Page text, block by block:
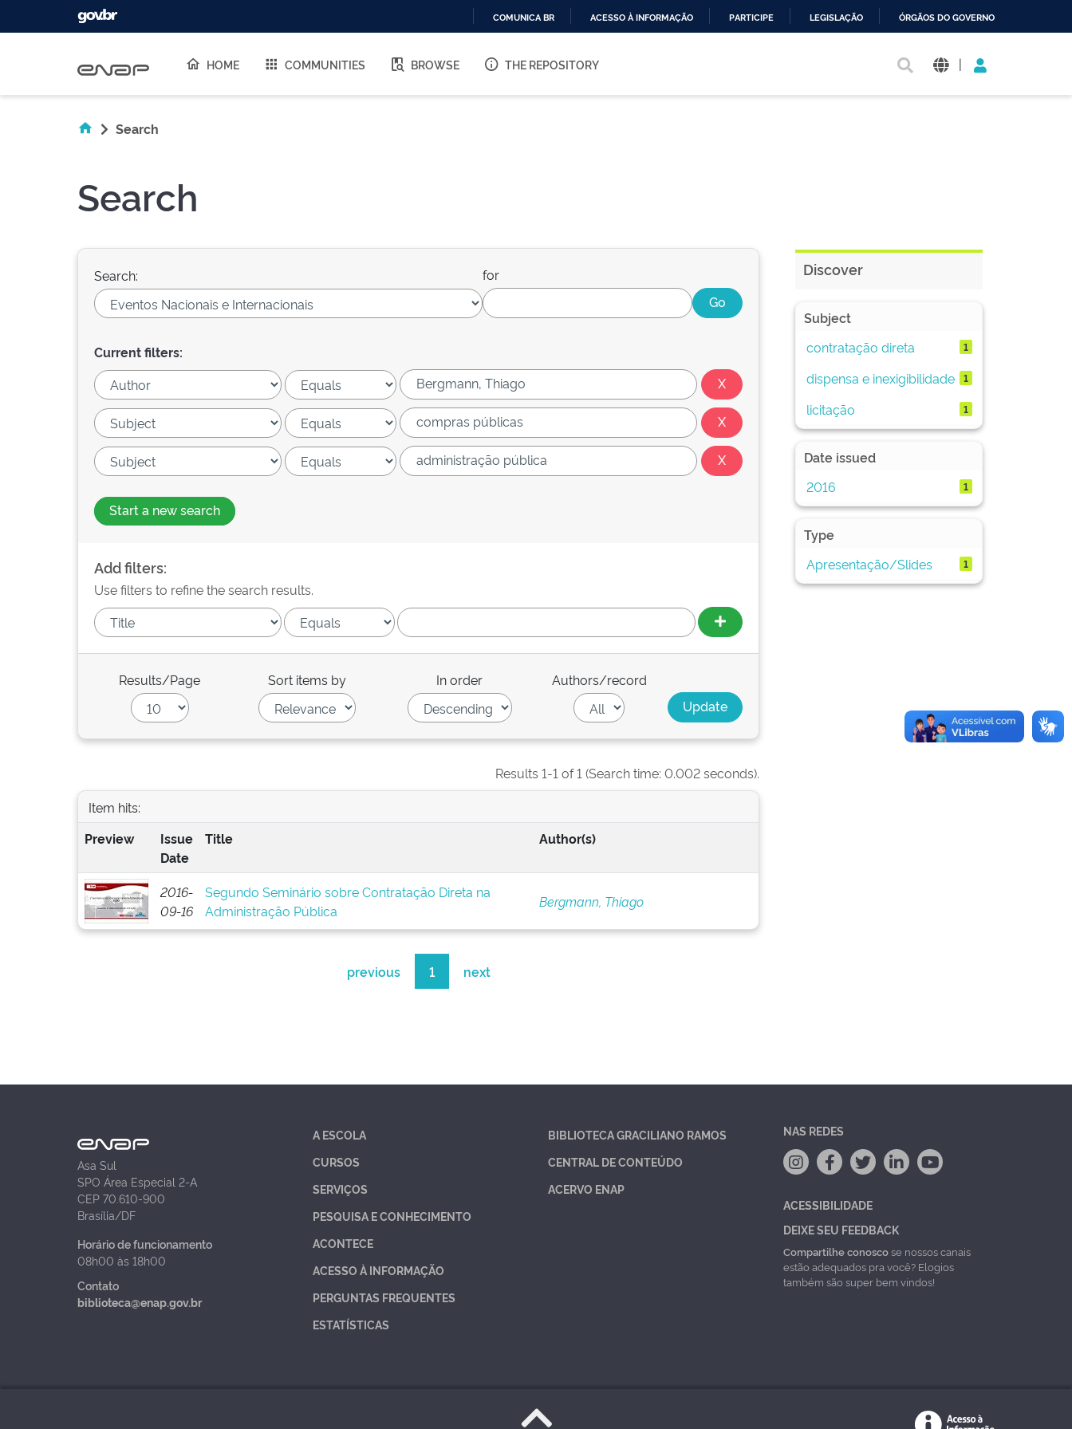
O
COMUNICA BR ACESSO À INFORMAÇÃO PARTICIPE LEGISLAÇÃO ÓRGÃOS DO GOVERNO
HOME COMMUNITIES BROWSE THE REPOSITORY |
Search
Search
Search: for
Current filters:
Start a new search
Add filters:
Use filters to refine the search results.
Results/Page Sort items by In order Authors/record
Results 1-1 of 1 (Search time: 0.002 seconds).
Item hits:
Preview
Issue
Date
Title Author(s)
2016-
09-16
Segundo Seminário sobre Contratação Direta na
Administração Pública
Bergmann, Thiago
previous 1 next
Discover
Subject
contratação direta
1
dispensa e inexigibilidade 1
licitação 1
Date issued
2016
1
Type
Apresentação/Slides
1
Asa Sul
SPO Área Especial 2-A
CEP 70.610-900
Brasília/DF
Horário de funcionamento
08h00 às 18h00
Contato
biblioteca@enap.gov.br
A ESCOLA
CURSOS
SERVIÇOS
PESQUISA E CONHECIMENTO
ACONTECE
ACESSO À INFORMAÇÃO
PERGUNTAS FREQUENTES
ESTATÍSTICAS
BIBLIOTECA GRACILIANO RAMOS
CENTRAL DE CONTEÚDO
ACERVO ENAP
NAS REDES
ACESSIBILIDADE
DEIXE SEU FEEDBACK
Compartilhe conoscose nossos canais
estão adequados pra você? Elogios
também são super bem vindos!